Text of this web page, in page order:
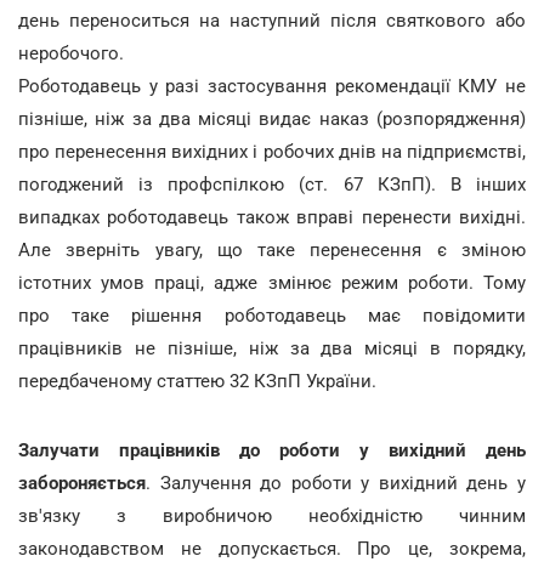
день переноситься на наступний після святкового або
неробочого.
Роботодавець у разі застосування рекомендації КМУ не
пізніше, ніж за два місяці видає наказ (розпорядження)
про перенесення вихідних і робочих днів на підприємстві,
погоджений із профспілкою (ст. 67 КЗпП). В інших
випадках роботодавець також вправі перенести вихідні.
Але зверніть увагу, що таке перенесення є зміною
істотних умов праці, адже змінює режим роботи. Тому
про таке рішення роботодавець має повідомити
працівників не пізніше, ніж за два місяці в порядку,
передбаченому статтею 32 КЗпП України.
Залучати працівників до роботи у вихідний день
забороняється. Залучення до роботи у вихідний день у
зв'язку з виробничою необхідністю чинним
законодавством не допускається. Про це, зокрема,